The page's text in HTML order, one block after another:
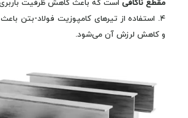
مقطع ناکافیاست که باعث کاهش ظرفیت
۴. استفاده از تیرهای کامپوزیت فولاد-بتن
و کاهش لرزش آن می‌شود.